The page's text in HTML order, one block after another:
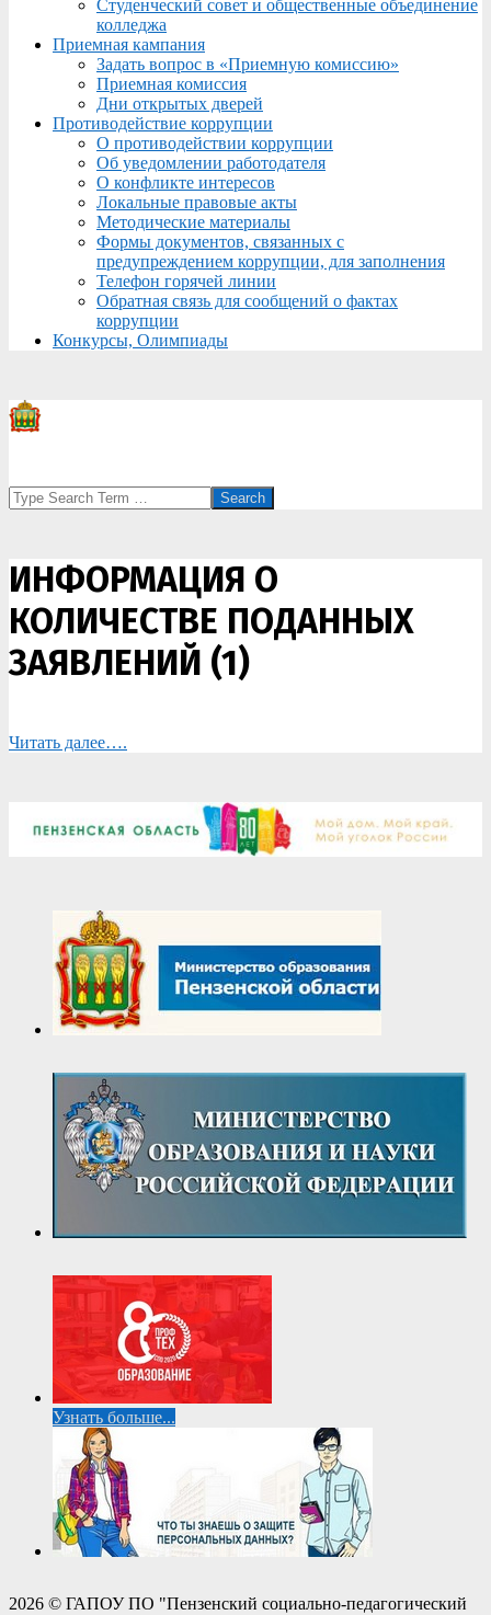
Студенческий совет и общественные объединение
колледжа
Приемная кампания
Задать вопрос в «Приемную комиссию»
Приемная комиссия
Дни открытых дверей
Противодействие коррупции
О противодействии коррупции
Об уведомлении работодателя
О конфликте интересов
Локальные правовые акты
Методические материалы
Формы документов, связанных с
предупреждением коррупции, для заполнения
Телефон горячей линии
Обратная связь для сообщений о фактах
коррупции
Конкурсы, Олимпиады
Search
ИНФОРМАЦИЯ О
КОЛИЧЕСТВЕ ПОДАННЫХ
ЗАЯВЛЕНИЙ (1)
Читать далее….
Узнать больше...
2026 © ГАПОУ ПО "Пензенский социально-педагогический